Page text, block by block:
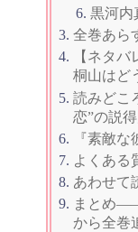
黒河内
全巻あら
【ネタ
桐山はど
読みどこ
恋”の説
『素敵
よくある
あわせて
まとめ
から全巻